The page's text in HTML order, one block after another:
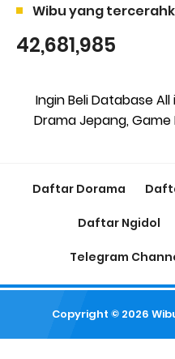
Wibu yang
42,681,985
Ingin Beli Database All
Drama Jepang, Game
Daftar Dorama
Daftar Ngidol
Telegram
Copyright © 2026